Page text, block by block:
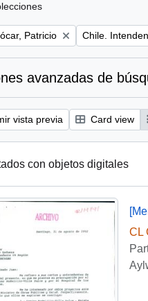
Patricio Remove filter:
Chile.
avanzadas de
vista previa Card view
con objetos digitales
CL